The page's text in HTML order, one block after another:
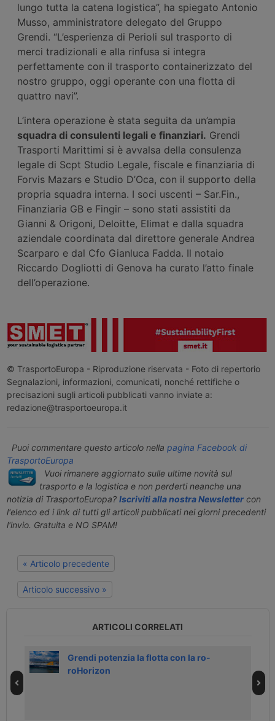
lungo tutta la catena logistica”, ha spiegato Antonio
Musso, amministratore delegato del Gruppo
Grendi. “L’esperienza di Perioli sul trasporto di
merci tradizionali e alla rinfusa si integra
perfettamente con il trasporto containerizzato del
nostro gruppo, oggi operante con una flotta di
quattro navi”.
L’intera operazione è stata seguita da un’ampia
squadra di consulenti legali e finanziari. Grendi
Trasporti Marittimi si è avvalsa della consulenza
legale di Scpt Studio Legale, fiscale e finanziaria di
Forvis Mazars e Studio D’Oca, con il supporto della
propria squadra interna. I soci uscenti – Sar.Fin.,
Finanziaria GB e Fingir – sono stati assistiti da
Gianni & Origoni, Deloitte, Elimat e dalla squadra
aziendale coordinata dal direttore generale Andrea
Scarparo e dal Cfo Gianluca Fadda. Il notaio
Riccardo Dogliotti di Genova ha curato l’atto finale
dell’operazione.
© TrasportoEuropa - Riproduzione riservata - Foto di repertorio
Segnalazioni, informazioni, comunicati, nonché rettifiche o
precisazioni sugli articoli pubblicati vanno inviate a:
redazione@trasportoeuropa.it
Puoi commentare questo articolo nella pagina Facebook di
TrasportoEuropa
Vuoi rimanere aggiornato sulle ultime novità sul
trasporto e la logistica e non perderti neanche una
notizia di TrasportoEuropa? Iscriviti alla nostra Newslettercon
l'elenco ed i link di tutti gli articoli pubblicati nei giorni precedenti
l'invio. Gratuita e NO SPAM!
« Articolo precedente
Articolo successivo »
ARTICOLI CORRELATI
Grendi potenzia la flotta con la ro-
roHorizon